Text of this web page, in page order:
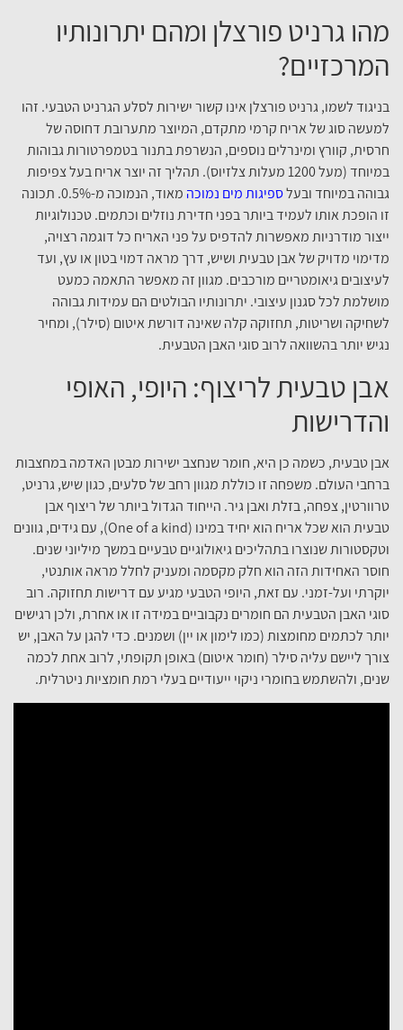
מהו גרניט פורצלן ומהם יתרונותיו
המרכזיים?
בניגוד לשמו, גרניט פורצלן אינו קשור ישירות לסלע הגרניט הטבעי. זהו
למעשה סוג של אריח קרמי מתקדם, המיוצר מתערובת דחוסה של
חרסית, קוורץ ומינרלים נוספים, הנשרפת בתנור בטמפרטורות גבוהות
במיוחד (מעל 1200 מעלות צלזיוס). תהליך זה יוצר אריח בעל צפיפות
גבוהה במיוחד ובעלספיגות מים נמוכה
מאוד, הנמוכה מ-0.5%. תכונה
זו הופכת אותו לעמיד ביותר בפני חדירת נוזלים וכתמים. טכנולוגיות
ייצור מודרניות מאפשרות להדפיס על פני האריח כל דוגמה רצויה,
מדימוי מדויק של אבן טבעית ושיש, דרך מראה דמוי בטון או עץ, ועד
לעיצובים גיאומטריים מורכבים. מגוון זה מאפשר התאמה כמעט
מושלמת לכל סגנון עיצובי. יתרונותיו הבולטים הם עמידות גבוהה
לשחיקה ושריטות, תחזוקה קלה שאינה דורשת איטום (סילר), ומחיר
נגיש יותר בהשוואה לרוב סוגי האבן הטבעית.
אבן טבעית לריצוף: היופי, האופי
והדרישות
אבן טבעית, כשמה כן היא, חומר שנחצב ישירות מבטן האדמה במחצבות
ברחבי העולם. משפחה זו כוללת מגוון רחב של סלעים, כגון שיש, גרניט,
טרוורטין, צפחה, בזלת ואבן גיר. הייחוד הגדול ביותר של ריצוף אבן
טבעית הוא שכל אריח הוא יחיד במינו (One of a kind), עם גידים, גוונים
וטקסטורות שנוצרו בתהליכים גיאולוגיים טבעיים במשך מיליוני שנים.
חוסר האחידות הזה הוא חלק מקסמה ומעניק לחלל מראה אותנטי,
יוקרתי ועל-זמני. עם זאת, היופי הטבעי מגיע עם דרישות תחזוקה. רוב
סוגי האבן הטבעית הם חומרים נקבוביים במידה זו או אחרת, ולכן רגישים
יותר לכתמים מחומצות (כמו לימון או יין) ושמנים. כדי להגן על האבן, יש
צורך ליישם עליה סילר (חומר איטום) באופן תקופתי, לרוב אחת לכמה
שנים, ולהשתמש בחומרי ניקוי ייעודיים בעלי רמת חומציות ניטרלית.